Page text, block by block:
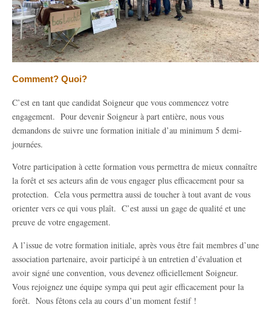
Comment? Quoi?
C’est en tant que candidat Soigneur que vous commencez votre
engagement. Pour devenir Soigneur à part entière, nous vous
demandons de suivre une formation initiale d’au minimum 5 demi-
journées.
Votre participation à cette formation vous permettra de mieux connaître
la forêt et ses acteurs afin de vous engager plus efficacement pour sa
protection. Cela vous permettra aussi de toucher à tout avant de vous
orienter vers ce qui vous plaît. C’est aussi un gage de qualité et une
preuve de votre engagement.
A l’issue de votre formation initiale, après vous être fait membres d’une
association partenaire, avoir participé à un entretien d’évaluation et
avoir signé une convention, vous devenez officiellement Soigneur.
Vous rejoignez une équipe sympa qui peut agir efficacement pour la
forêt. Nous fêtons cela au cours d’un moment festif !